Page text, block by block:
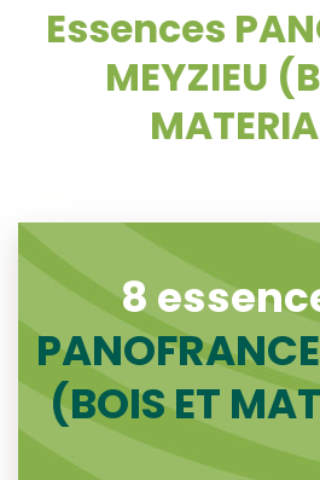
Essences
MEYZIEU
8
(BOIS ET